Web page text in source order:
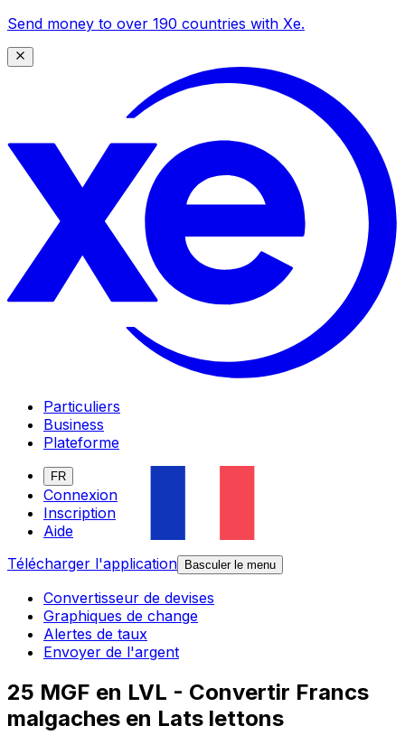
Send money to over 190 countries with Xe.
Particuliers
Business
Plateforme
FR
Connexion
Inscription
Aide
Télécharger l'application
Basculer le menu
Convertisseur de devises
Graphiques de change
Alertes de taux
Envoyer de l'argent
25 MGF en LVL - Convertir Francs
malgaches en Lats lettons